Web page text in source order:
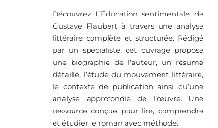
Découvrez L’Éducation sentimentale de
Gustave Flaubert à travers une analyse
littéraire complète et structurée. Rédigé
par un spécialiste, cet ouvrage propose
une biographie de l’auteur, un résumé
détaillé, l’étude du mouvement littéraire,
le contexte de publication ainsi qu’une
analyse approfondie de l’œuvre. Une
ressource conçue pour lire, comprendre
et étudier le roman avec méthode.